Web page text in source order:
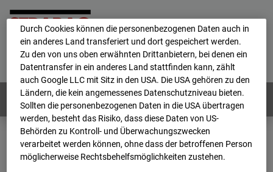
Home E-Mail Impressum
Login
Deutsch / English
Webcams: Alle Länder
Home
Deutschland
BC-189 - BV-Ausbau Bonatzbau -Cam7
Durch Cookies können die personenbezogenen Daten auch in
ein anderes Land transferiert und dort gespeichert werden.
Zu den von uns oben erwähnten Drittanbietern, bei denen ein
Datentransfer in ein anderes Land stattfinden kann, zählt
auch Google LLC mit Sitz in den USA. Die USA gehören zu den
Ländern, die kein angemessenes Datenschutzniveau bieten.
Sollten die personenbezogenen Daten in die USA übertragen
werden, besteht das Risiko, dass diese Daten von US-
Behörden zu Kontroll- und Überwachungszwecken
verarbeitet werden können, ohne dass der betroffenen Person
möglicherweise Rechtsbehelfsmöglichkeiten zustehen.